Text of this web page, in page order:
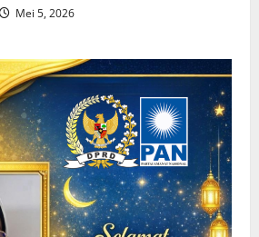
Mei 5, 2026